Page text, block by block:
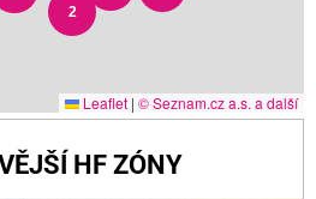
2
Leaflet | © Seznam.cz a.s. a další
HF ZÓNY